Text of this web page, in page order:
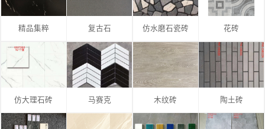
精品集粹 复古石 仿水磨石瓷砖 花砖
仿大理石砖 马赛克 木纹砖 陶土砖